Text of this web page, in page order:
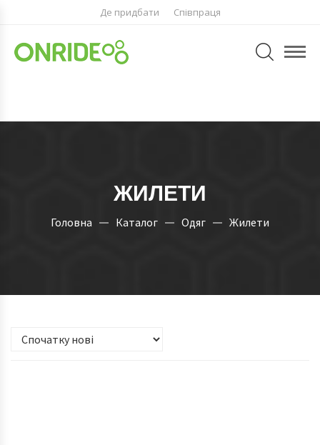
Де придбати Співпраця
ЖИЛЕТИ
Головна Каталог Одяг Жилети